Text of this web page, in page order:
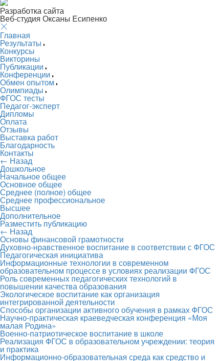
Разработка сайта
Веб-студия Оксаны Есипенко
Главная
Результаты
Конкурсы
Викторины
Публикации
Конференции
Обмен опытом
Олимпиады
ФГОС тесты
Педагог-эксперт
Дипломы
Оплата
Отзывы
Выставка работ
Благодарность
Контакты
← Назад
Дошкольное
Начальное общее
Основное общее
Среднее (полное) общее
Среднее профессиональное
Высшее
Дополнительное
Разместить публикацию
← Назад
Основы финансовой грамотности
Духовно-нравственное воспитание в соответствии с ФГОС
Педагогическая инициатива
Информационные технологии в современном
образовательном процессе в условиях реализации ФГОС
Роль современных педагогических технологий в
повышении качества образования
Экологическое воспитание как организация
интегрированной деятельности
Способы организации активного обучения в рамках ФГОС
Научно-практическая краеведческая конференция «Моя
малая Родина»
Военно-патриотическое воспитание в школе
Реализация ФГОС в образовательном учреждении: теория
и практика
Информационно-образовательная среда как средство и